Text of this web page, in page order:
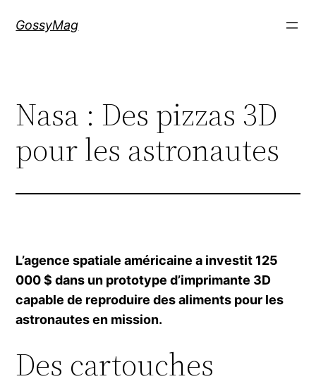
GossyMag
Nasa : Des pizzas 3D
pour les astronautes
L’agence spatiale américaine a investit 125
000 $ dans un prototype d’imprimante 3D
capable de reproduire des aliments pour les
astronautes en mission.
Des cartouches